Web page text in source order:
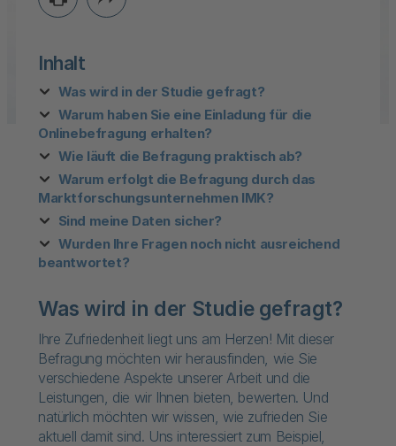
Inhalt
Was wird in der Studie gefragt?
Warum haben Sie eine Einladung für die
Onlinebefragung erhalten?
Wie läuft die Befragung praktisch ab?
Warum erfolgt die Befragung durch das
Marktforschungsunternehmen IMK?
Sind meine Daten sicher?
Wurden Ihre Fragen noch nicht ausreichend
beantwortet?
Was wird in der Studie gefragt?
Ihre Zufriedenheit liegt uns am Herzen! Mit dieser
Befragung möchten wir herausfinden, wie Sie
verschiedene Aspekte unserer Arbeit und die
Leistungen, die wir Ihnen bieten, bewerten. Und
natürlich möchten wir wissen, wie zufrieden Sie
aktuell damit sind. Uns interessiert zum Beispiel,